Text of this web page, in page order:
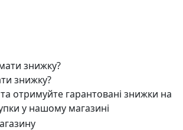
знижку?
та отримуйте гарантовані знижки на
у нашому магазині